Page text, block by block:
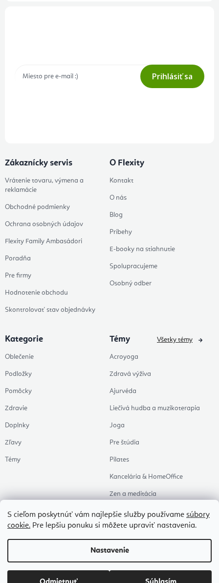
S cieľom poskytnúť vám najlepšie služby používame súbory
cookie. Pre lepšiu ponuku si môžete upraviť nastavenia.
Nastavenie
Prihlásiť sa
Zákaznícky servis
Vrátenie tovaru, výmena a
reklamácie
Obchodné podmienky
Ochrana osobných údajov
Flexity Family Ambasádori
Poradňa
Pre firmy
Hodnotenie obchodu
Skontrolovať stav objednávky
O Flexity
Kontakt
O nás
Blog
Príbehy
E-booky na stiahnutie
Spolupracujeme
Osobný odber
Kategorie
Oblečenie
Podložky
Pomôcky
Zdravie
Doplnky
Zľavy
Témy
Témy
Acroyoga
Zdravá výživa
Ajurvéda
Liečivá hudba a muzikoterapia
Joga
Pre štúdia
Pilates
Kancelária & HomeOffice
Zen a meditácia
Aromaterapia
Zdravý spánok
Naše obľúbené
Všetky témy
Vytvoril Shoptet Premium
Copyright 2026Flexity. Všetky práva vyhradené.Upraviť nastavenie cookies